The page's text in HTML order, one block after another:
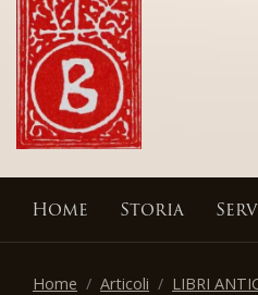
Home Storia
Home Articoli LIBRI